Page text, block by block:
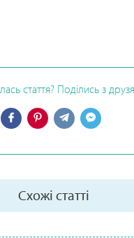
стаття? Поділись з
Схожі статті